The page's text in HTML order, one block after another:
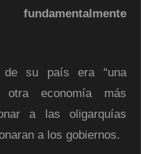
fundamentalmente
de su país era “una
otra economía más
a las oligarquías
a los gobiernos.